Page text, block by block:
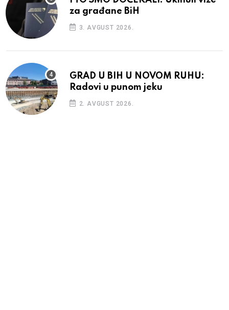
za građane BiH
3. AVGUST 2026.
GRAD U BIH U NOVOM RUHU:
Radovi u punom jeku
2. AVGUST 2026.